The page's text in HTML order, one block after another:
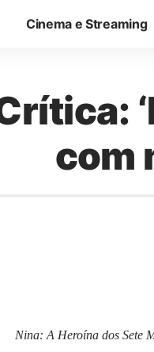
Cinema e Streaming
com
Nina: A Heroína dos Sete